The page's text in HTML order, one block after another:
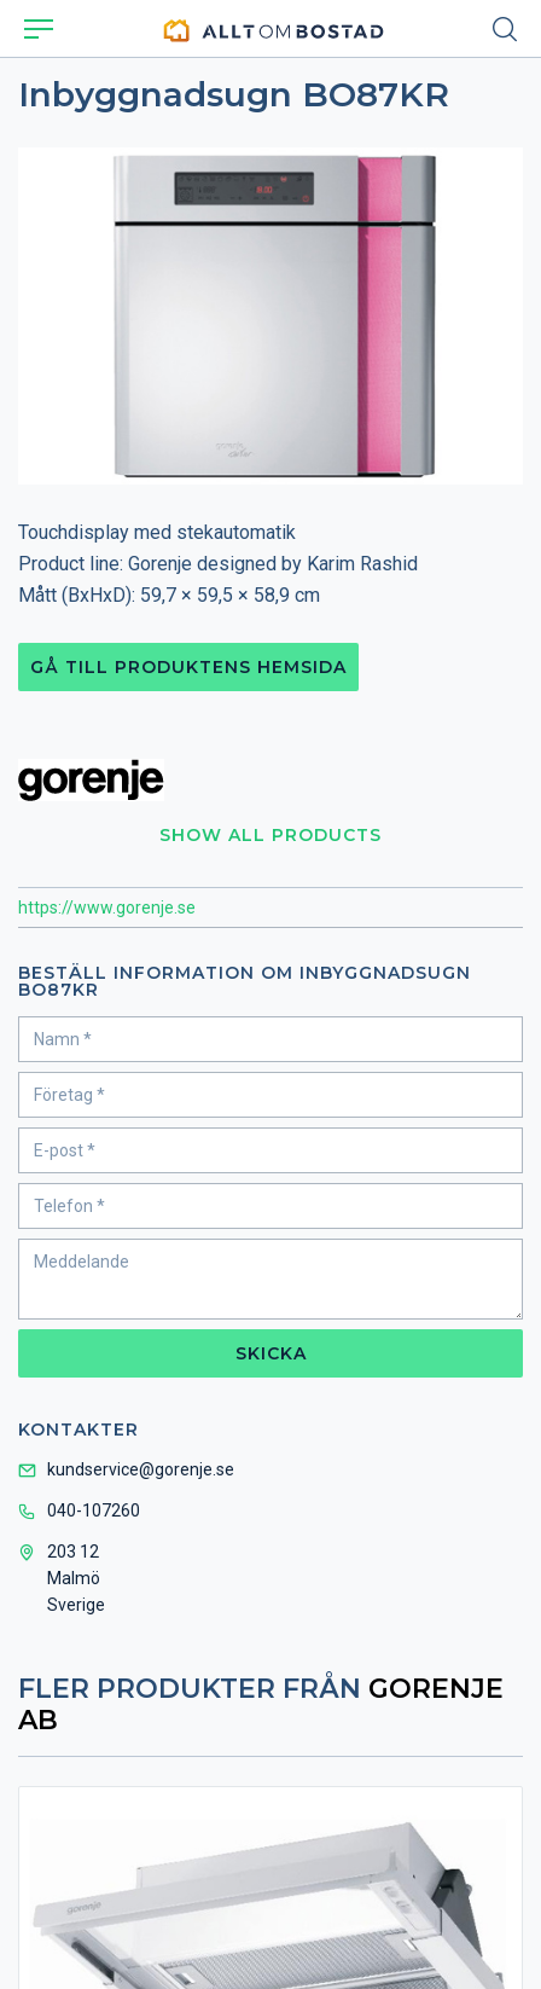
Inbyggnadsugn BO87KR
SHOW ALL PRODUCTS
https://www.gorenje.se
BESTÄLL INFORMATION OM INBYGGNADSUGN
BO87KR
SKICKA
KONTAKTER
kundservice@gorenje.se
040-107260
203 12
Malmö
Sverige
Touchdisplay med stekautomatik
Product line: Gorenje designed by Karim Rashid
Mått (BxHxD): 59,7 × 59,5 × 58,9 cm
GÅ TILL PRODUKTENS HEMSIDA
FLER PRODUKTER FRÅN GORENJE
AB